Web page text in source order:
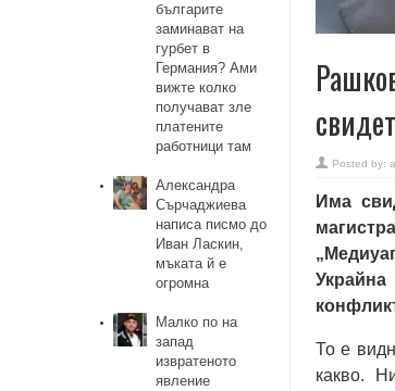
Posted by:
Има
То е
какво.
българите
заминават на
гурбет в
Германия? Ами
вижте колко
получават зле
платените
работници там
Александра
Сърчаджиева
написа писмо до
Иван Ласкин,
мъката й е
огромна
Малко по на
запад
извратеното
явление